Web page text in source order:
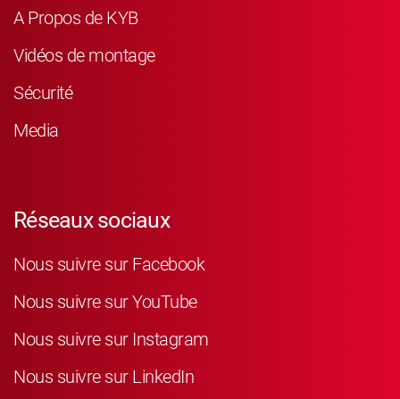
A Propos de KYB
Vidéos de montage
Sécurité
Media
Réseaux sociaux
Nous suivre sur Facebook
Nous suivre sur YouTube
Nous suivre sur Instagram
Nous suivre sur LinkedIn